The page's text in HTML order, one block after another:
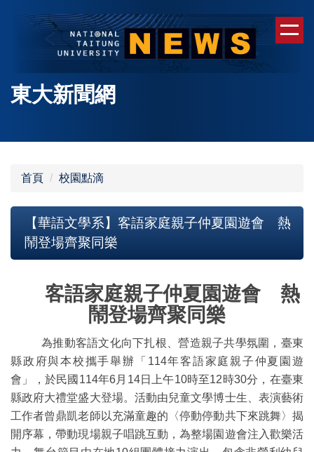
容
東大新聞網
首頁 校園點滴
【華語文學系】客語家庭親子仲夏園遊會 熱
鬧登場齊聚同樂
客語家庭親子仲夏園遊會 熱
鬧登場齊聚同樂
為推動客語文化向下扎根、營造親子共學氛圍，臺東
縣政府與本校攜手舉辦「114年客語家庭親子仲夏園遊
會」，於民國114年6月14日上午10時至12時30分，在臺東
縣政府大禮堂盛大登場。活動由兒童文學博士生、表演藝術
工作者曾鼎凱老師以充滿童趣的〈停動停動共下來跳舞〉揭
開序幕，帶動現場親子唱跳互動，為整場園遊會注入歡樂活